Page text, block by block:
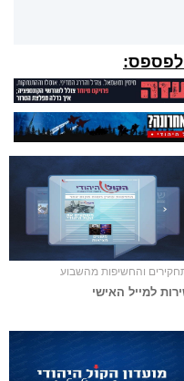
לפספס:
והחשיפות מהשבוע
למייל האישי